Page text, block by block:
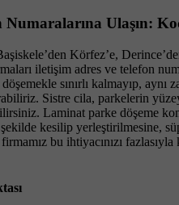
Ulaşın:
Körfez’e,
iletişim adres ve telefon
sınırlı kalmayıp,
Sistre cila, parkelerin
Laminat parke döşeme
kesilip
bu ihtiyacınızı